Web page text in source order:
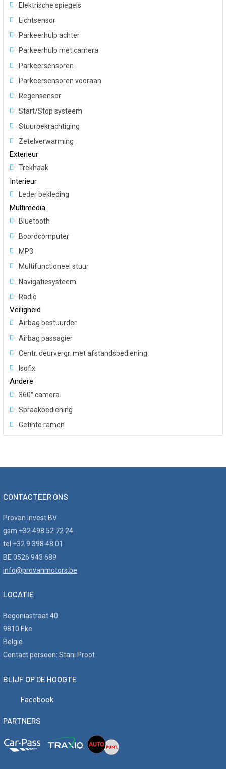
Elektrische spiegels
Lichtsensor
Parkeerhulp achter
Parkeerhulp met camera
Parkeersensoren
Parkeersensoren vooraan
Regensensor
Start/Stop systeem
Stuurbekrachtiging
Zetelverwarming
Exterieur
Trekhaak
Interieur
Leder bekleding
Multimedia
Bluetooth
Boordcomputer
MP3
Multifunctioneel stuur
Navigatiesysteem
Radio
Veiligheid
Airbag bestuurder
Airbag passagier
Centr. deurvergr. met afstandsbediening
Isofix
Andere
360° camera
Spraakbediening
Getinte ramen
CONTACTEER ONS
Provan Invest BV
gsm +32 498 52 72 24
tel +32 9 398 48 01
BE 0526 943 689
info@provanmotors.be
LOCATIE
Begoniastraat 40
9810 Eke
België
Contact persoon: Stani Proot
BLIJF OP DE HOOGTE
Facebook
PARTNERS